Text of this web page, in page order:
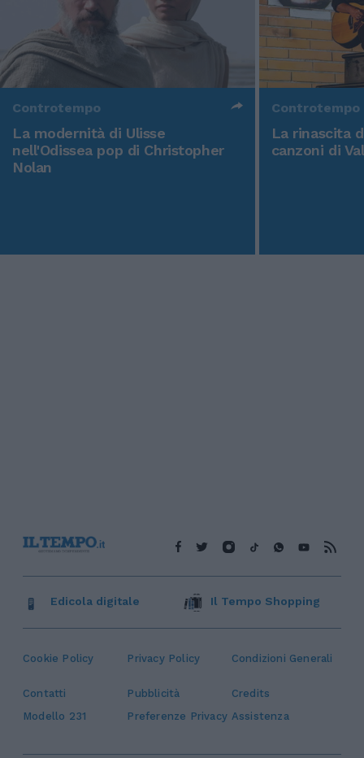
Controtempo
La modernità di Ulisse
nell'Odissea pop di Christopher
Nolan
Controtempo
La rinascita
canzoni di
Cookie Policy Privacy Policy Condizioni Generali
Contatti Pubblicità
Credits
Modello 231
Preferenze Privacy Assistenza
Edicola digitale Il Tempo Shopping